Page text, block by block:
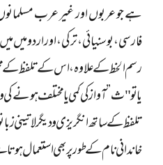
ہے جو عربوں اور غیر عرب
فارسی، بوسنیائی، ترکی، اور اردو
رسم الخط کے علاوہ، اس کے تلفظ
تلفظ کے ساتھ انگریزی و دیگر لاتینی
خاندانی نام کے طور پر بھی استعمال